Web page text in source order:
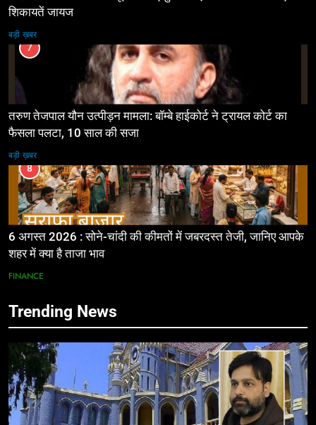
शिकायतें जायज
बड़ी ख़बर
7
तरुण तेजपाल यौन उत्पीड़न मामला: बॉम्बे हाईकोर्ट ने ट्रायल कोर्ट का
फैसला पलटा, 10 साल की सजा
बड़ी ख़बर
8
6 अगस्त 2026 : सोने-चांदी की कीमतों में जबरदस्त तेजी, जानिए आपके
शहर में क्या है ताजा भाव
FINANCE
Trending News